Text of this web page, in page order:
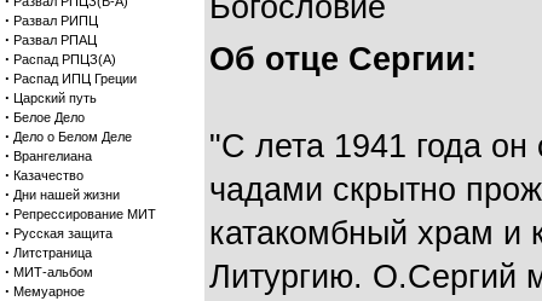
· Развал РИПЦ
· Развал РПАЦ
· Распад РПЦЗ(А)
· Распад ИПЦ Греции
· Царский путь
· Белое Дело
· Дело о Белом Деле
· Врангелиана
· Казачество
· Дни нашей жизни
· Репрессирование МИТ
· Русская защита
· Литстраница
· МИТ-альбом
· Мемуарное
Богословие
Об отце Сергии:
"С лета 1941 года
чадами скрытно
катакомбный храм и
Литургию. О.Сергий